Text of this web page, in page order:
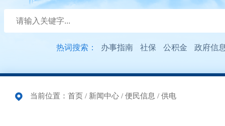
热词搜索： 办事指南 社保 公积金 政府信
当前位置： 首页 / 新闻中心 / 便民信息 / 供电